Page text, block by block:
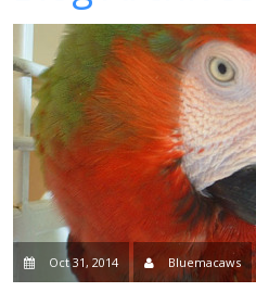
Venta
Contacto
Blog
Oct 31, 2014 Bluemacaws